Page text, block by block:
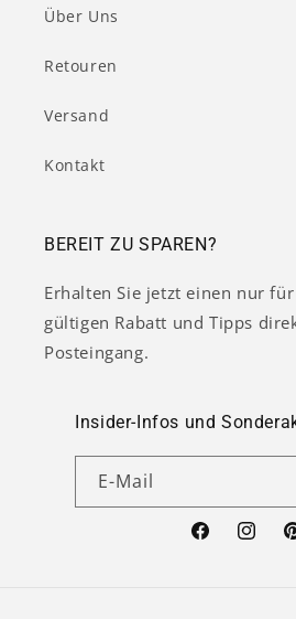
Über Uns
Retouren
Versand
Kontakt
BEREIT ZU SPAREN?
Erhalten Sie jetzt einen nur
gültigen Rabatt und Tipps
Posteingang.
Insider-Infos und
E-Mail
Facebook